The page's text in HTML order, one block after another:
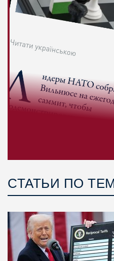
СТАТЬИ ПО